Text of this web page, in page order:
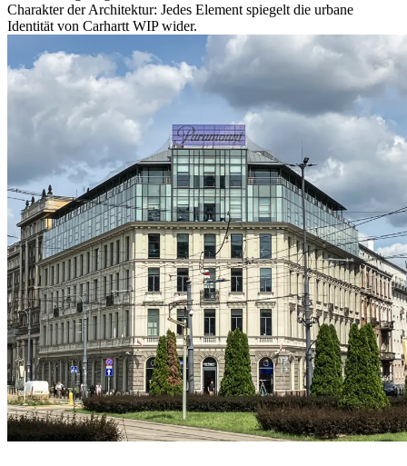
Charakter der Architektur: Jedes Element spiegelt die urbane
Identität von Carhartt WIP wider.